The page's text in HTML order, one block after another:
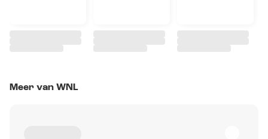
Meer van WNL